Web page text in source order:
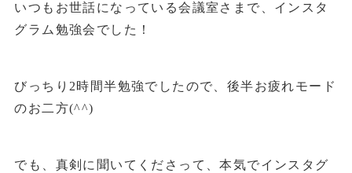
いつもお世話になっている会議室さまで、インスタ
グラム勉強会でした！
びっちり2時間半勉強でしたので、後半お疲れモード
のお二方(^^)
でも、真剣に聞いてくださって、本気でインスタグ